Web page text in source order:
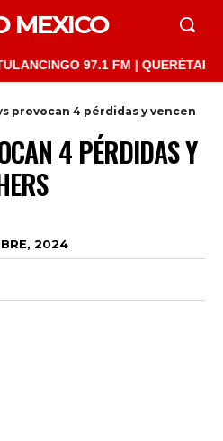
MEXICO
97.1 FM | QUERÉTARO
provocan 4 pérdidas y vencen
4 PÉRDIDAS Y
2024